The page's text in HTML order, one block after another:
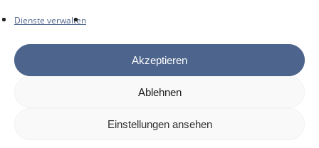
Dienste verwalten
Akzeptieren
Ablehnen
Einstellungen ansehen
Datenschutzhinweise|